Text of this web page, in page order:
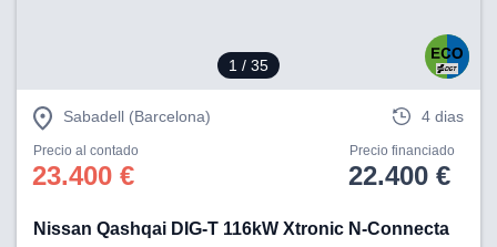
1 / 35
Sabadell (Barcelona) 4 dias
Precio al contado
23.400 €
Precio financiado
22.400 €
Nissan Qashqai DIG-T 116kW Xtronic N-Connecta